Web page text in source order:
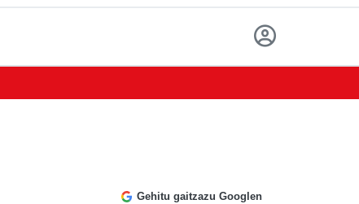
Gehitu gaitzazu Googlen